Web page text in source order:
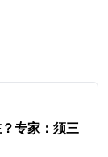
专家：须三